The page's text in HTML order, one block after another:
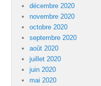
décembre 2020
novembre 2020
octobre 2020
septembre 2020
août 2020
juillet 2020
juin 2020
mai 2020